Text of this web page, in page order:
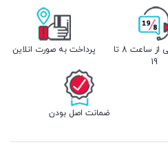
پشتیبانی از ساعت 8 تا
19
پرداخت به صورت انلاین
ضمانت اصل بودن